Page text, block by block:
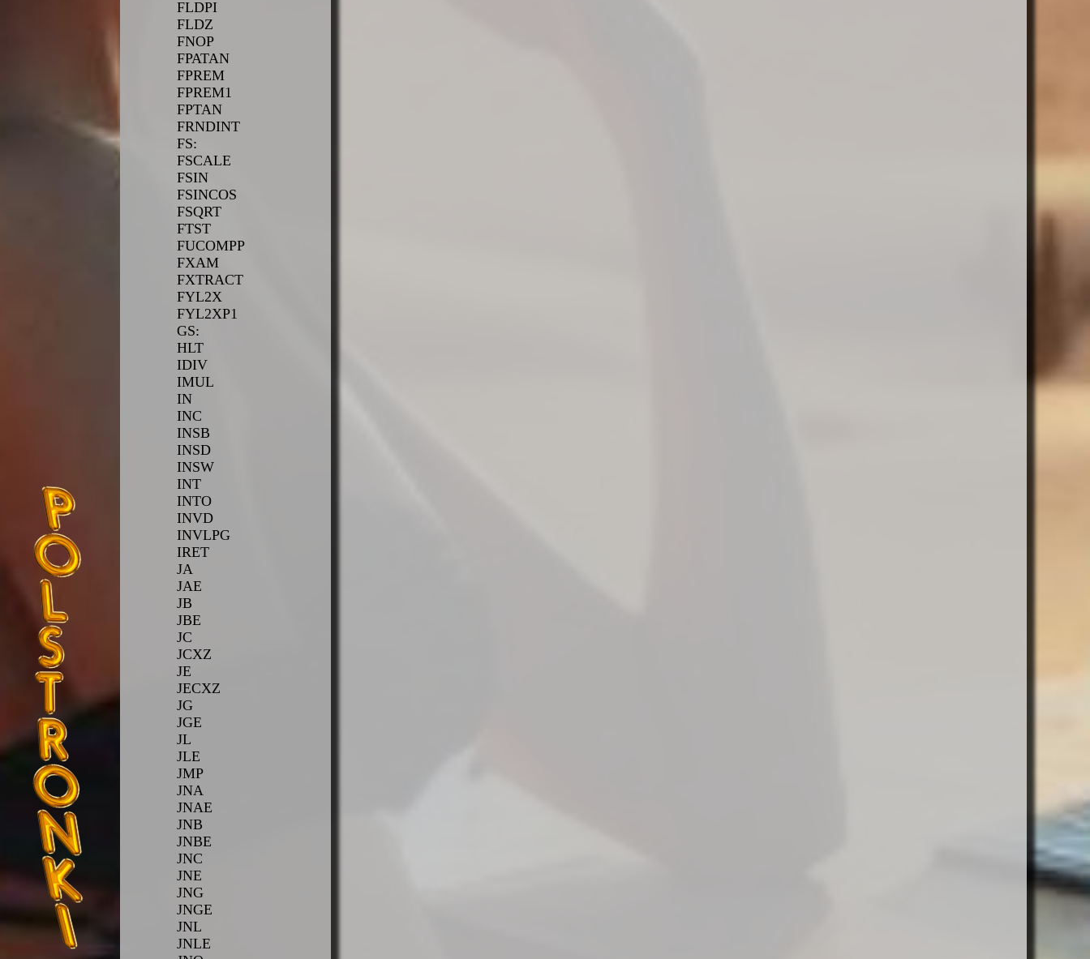
FLDPI
FLDZ
FNOP
FPATAN
FPREM
FPREM1
FPTAN
FRNDINT
FS:
FSCALE
FSIN
FSINCOS
FSQRT
FTST
FUCOMPP
FXAM
FXTRACT
FYL2X
FYL2XP1
GS:
HLT
IDIV
IMUL
IN
INC
INSB
INSD
INSW
INT
INTO
INVD
INVLPG
IRET
JA
JAE
JB
JBE
JC
JCXZ
JE
JECXZ
JG
JGE
JL
JLE
JMP
JNA
JNAE
JNB
JNBE
JNC
JNE
JNG
JNGE
JNL
JNLE